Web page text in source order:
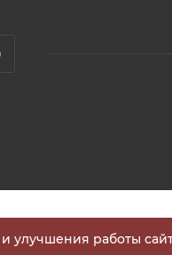
улучшения работы